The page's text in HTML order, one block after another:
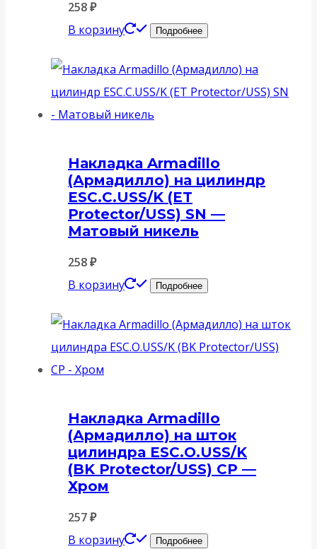
258₽
В корзину
Подробнее
Накладка Armadillo
(Армадилло) на цилиндр
ESC.C.USS/K (ET
Protector/USS) SN —
Матовый никель
258₽
В корзину
Подробнее
Накладка Armadillo
(Армадилло) на шток
цилиндра ESC.O.USS/K
(BK Protector/USS) CP —
Хром
257₽
В корзину
Подробнее